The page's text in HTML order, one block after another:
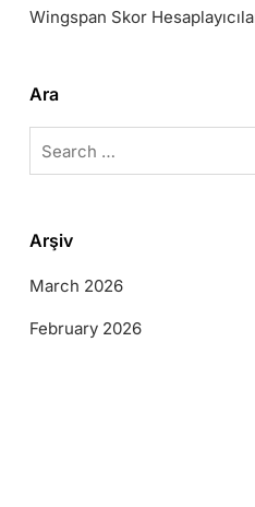
Wingspan Skor
Ara
for:
Arşiv
March 2026
February 2026